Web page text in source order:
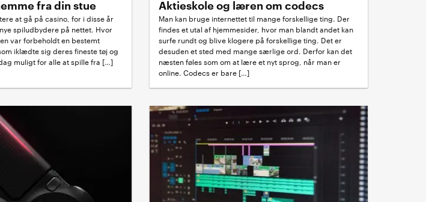
fra din stue
at gå på casino, for i disse år
spiludbydere på nettet. Hvor
var forbeholdt en bestemt
iklædte sig deres fineste tøj og
muligt for alle at spille fra […]
Aktieskole og læren om codecs
Man kan bruge internettet til mange forskellige ting. Der
findes et utal af hjemmesider, hvor man blandt andet kan
surfe rundt og blive klogere på forskellige ting. Det er
desuden et sted med mange særlige ord. Derfor kan det
næsten føles som om at lære et nyt sprog, når man er
online. Codecs er bare […]